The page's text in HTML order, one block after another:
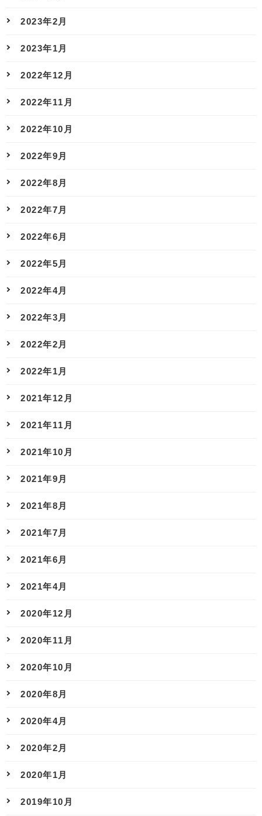
2023年2月
2023年1月
2022年12月
2022年11月
2022年10月
2022年9月
2022年8月
2022年7月
2022年6月
2022年5月
2022年4月
2022年3月
2022年2月
2022年1月
2021年12月
2021年11月
2021年10月
2021年9月
2021年8月
2021年7月
2021年6月
2021年4月
2020年12月
2020年11月
2020年10月
2020年8月
2020年4月
2020年2月
2020年1月
2019年10月